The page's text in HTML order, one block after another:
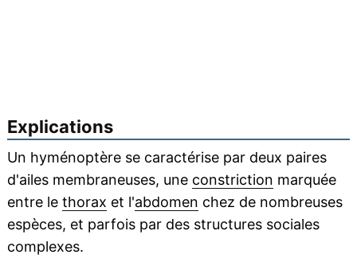
Explications
Un hyménoptère se caractérise par deux paires
d'ailes membraneuses, une constriction marquée
entre le thorax et l'abdomen chez de nombreuses
espèces, et parfois par des structures sociales
complexes.